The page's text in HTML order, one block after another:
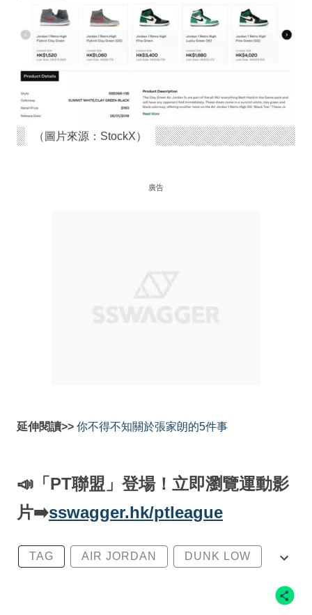
（圖片來源：StockX）
廣告
延伸閱讀>> 你不得不知關於張家朗的5件事
📣「PT聯盟」登場！立即瀏覽運動影
片➡️sswagger.hk/ptleague
TAG AIR JORDAN DUNK LOW